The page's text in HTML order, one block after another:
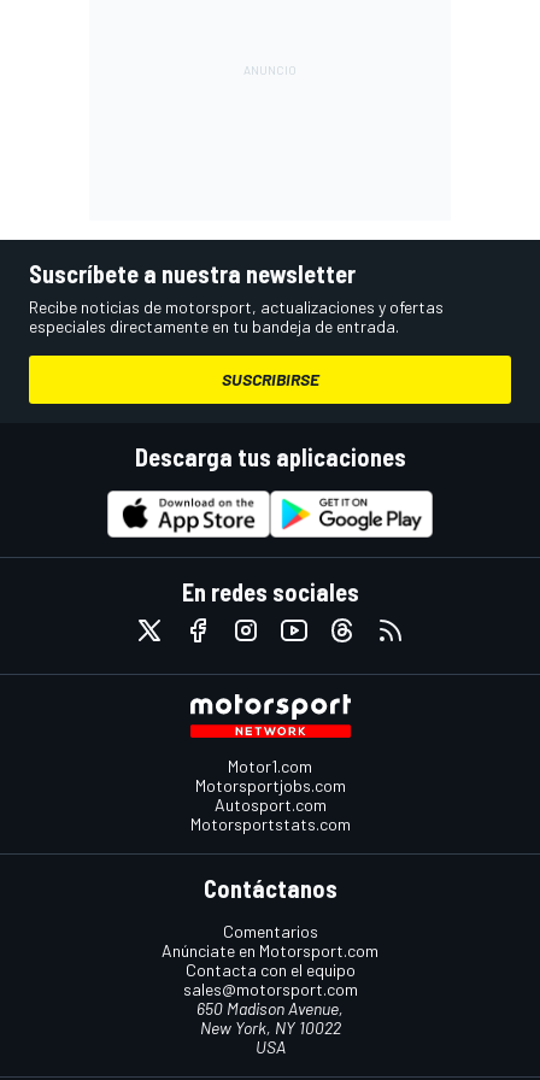
Suscríbete a nuestra newsletter
Recibe noticias de motorsport, actualizaciones y ofertas
especiales directamente en tu bandeja de entrada.
SUSCRIBIRSE
Descarga tus aplicaciones
En redes sociales
Motor1.com
Motorsportjobs.com
Autosport.com
Motorsportstats.com
Contáctanos
Comentarios
Anúnciate en Motorsport.com
Contacta con el equipo
sales@motorsport.com
650 Madison Avenue,
New York, NY 10022
USA